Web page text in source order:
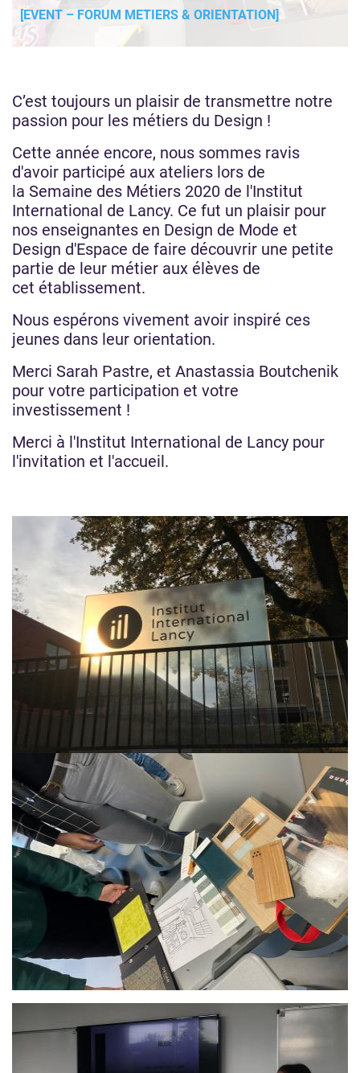
[EVENT – FORUM METIERS & ORIENTATION]
C’est toujours un plaisir de transmettre notre
passion pour les métiers du Design !
Cette année encore, nous sommes ravis
d'avoir participé aux ateliers lors de
la Semaine des Métiers 2020 de l'Institut
International de Lancy. Ce fut un plaisir pour
nos enseignantes en Design de Mode et
Design d'Espace de faire découvrir une petite
partie de leur métier aux élèves de
cet établissement.
Nous espérons vivement avoir inspiré ces
jeunes dans leur orientation.
Merci Sarah Pastre, et Anastassia Boutchenik
pour votre participation et votre
investissement !
Merci à l'Institut International de Lancy pour
l'invitation et l'accueil.